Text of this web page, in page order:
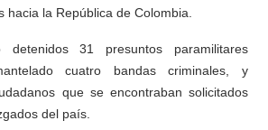
hacia la República de Colombia.
detenidos 31 presuntos paramilitares
cuatro bandas criminales, y
que se encontraban solicitados
del país.